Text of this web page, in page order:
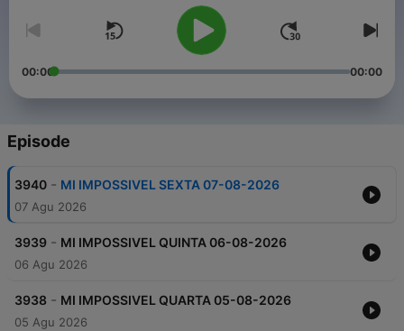
00:00 00:00
Episode
3940 - MI IMPOSSIVEL SEXTA 07-08-2026
07 Agu 2026
3939 - MI IMPOSSIVEL QUINTA 06-08-2026
06 Agu 2026
3938 - MI IMPOSSIVEL QUARTA 05-08-2026
05 Agu 2026